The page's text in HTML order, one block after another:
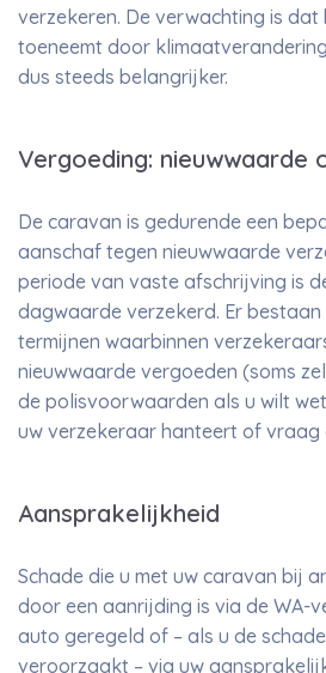
verzekeren. De verwachting is dat
toeneemt door
dus steeds belangrijker.
Vergoeding: nieuwwaarde
De caravan is gedurende een
aanschaf tegen nieuwwaarde
periode van vaste afschrijving is
dagwaarde verzekerd. Er
termijnen waarbinnen
nieuwwaarde vergoeden (soms
de polisvoorwaarden als u wilt
uw verzekeraar hanteert of vraag
Aansprakelijkheid
Schade die u met uw caravan bij
door een aanrijding is via de WA-
auto geregeld of – als u de
veroorzaakt – via uw